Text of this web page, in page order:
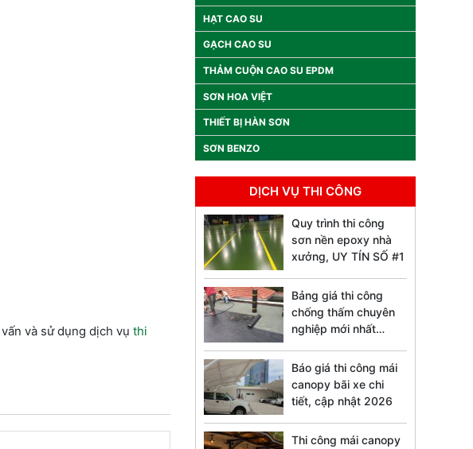
và sử dụng dịch vụ thi
HẠT CAO SU
GẠCH CAO SU
THẢM CUỘN CAO SU EPDM
SƠN HOA VIỆT
THIẾT BỊ HÀN SƠN
SƠN BENZO
DỊCH VỤ THI CÔNG
Quy trình thi công
sơn nền epoxy nhà
xưởng, UY TÍN SỐ #1
Bảng giá thi công
chống thấm chuyên
nghiệp mới nhất
Báo giá thi công mái
canopy bãi xe chi
tiết, cập nhật 2026
Thi công mái canopy